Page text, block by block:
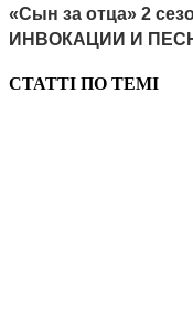
«Сын за отца» 2
ИНВОКАЦИИ И
СТАТТІ ПО ТЕМІ